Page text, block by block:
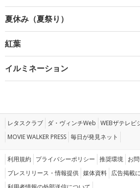
夏休み（夏祭り）
紅葉
イルミネーション
レタスクラブ ダ・ヴィンチWeb WEBザテレビ
MOVIE WALKER PRESS 毎日が発見ネット
利用規約 プライバシーポリシー 推奨環境 お
プレスリリース・情報提供 媒体資料 広告掲載